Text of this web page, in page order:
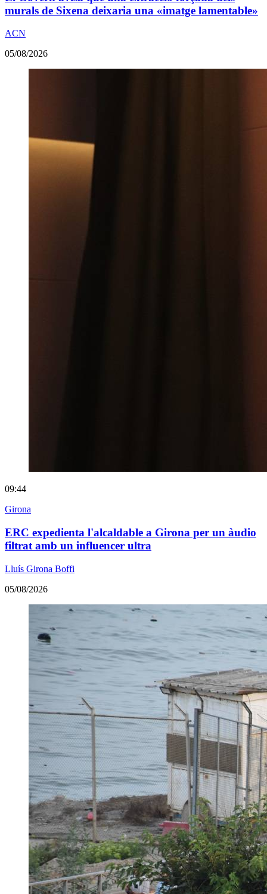
murals de Sixena deixaria una «imatge lamentable»
ACN
05/08/2026
09:44
Girona
ERC expedienta l'alcaldable a Girona per un àudio
filtrat amb un influencer ultra
Lluís Girona Boffi
05/08/2026